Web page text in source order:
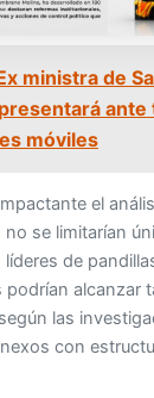
ministra de
móviles
el
se limitarían
de
podrían alcanzar
las
con